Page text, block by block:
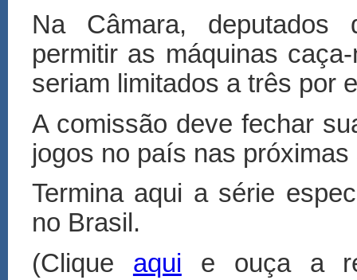
Na Câmara, deputados
permitir as máquinas
seriam limitados a três por
A comissão deve fechar
jogos no país nas
Termina aqui a série
no Brasil.
(Clique aqui e ouça a